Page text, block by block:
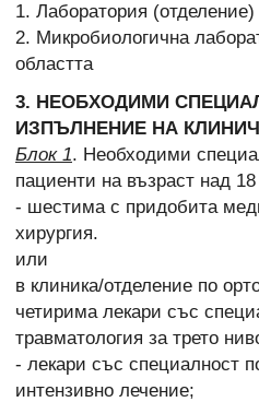
1. Лаборатория
2. Микробиологична
областта
3. НЕОБХОДИМИ
ИЗПЪЛНЕНИЕ НА
Блок 1. Необходими
пациенти на възраст над
- шестима с придобита
хирургия.
или
в клиника/отделение по
четирима лекари със
травматология за трето
- лекари със специалност
интензивно лечение;